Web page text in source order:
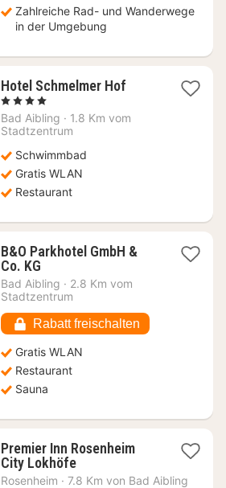
Zahlreiche Rad- und Wanderwege
in der Umgebung
Hotel Schmelmer Hof1
ab
, 4 Sterne
Bad Aibling · 1.8 Km vom
Stadtzentrum
Schwimmbad
Gratis WLAN
Restaurant
B&O Parkhotel GmbH &
Co. KG1
Nacht
ab
€
Bad Aibling · 2.8 Km vom
Stadtzentrum
Rabatt freischalten
Gratis WLAN
Restaurant
Sauna
Premier Inn Rosenheim
City Lokhöfe1
Nacht
Rosenheim · 7.8 Km von Bad Aibling